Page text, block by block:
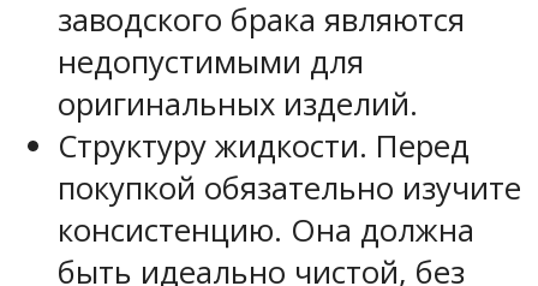
заводского брака являются
недопустимыми для
оригинальных изделий.
Структуру жидкости. Перед
покупкой обязательно изучите
консистенцию. Она должна
быть идеально чистой, без